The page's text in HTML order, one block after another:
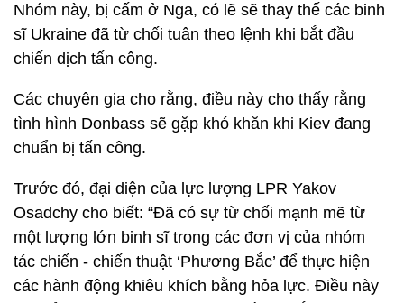
Nhóm này, bị cấm ở Nga, có lẽ sẽ thay thế các binh
sĩ Ukraine đã từ chối tuân theo lệnh khi bắt đầu
chiến dịch tấn công.
Các chuyên gia cho rằng, điều này cho thấy rằng
tình hình Donbass sẽ gặp khó khăn khi Kiev đang
chuẩn bị tấn công.
Trước đó, đại diện của lực lượng LPR Yakov
Osadchy cho biết: “Đã có sự từ chối mạnh mẽ từ
một lượng lớn binh sĩ trong các đơn vị của nhóm
tác chiến - chiến thuật ‘Phương Bắc’ để thực hiện
các hành động khiêu khích bằng hỏa lực. Điều này